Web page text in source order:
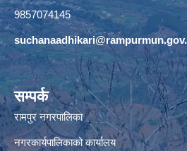
9857074145
सम्पर्क
रामपुर नगरपालिका
नगरकार्यपालिकाको कार्यालय